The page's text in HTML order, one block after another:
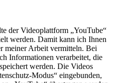
der Videoplattform „YouTube“
werden. Damit kann ich Ihnen
meiner Arbeit vermitteln. Bei
Informationen verarbeitet, die
werden. Die Videos
Modus“ eingebunden,